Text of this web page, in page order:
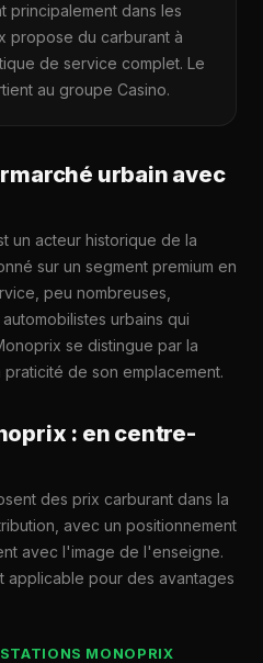
principalement dans les
propose du carburant à
de service complet. Le
au groupe Casino.
urbain avec
un acteur historique de la
sur un segment premium en
peu nombreuses,
urbains qui
se distingue par la
de son emplacement.
: en centre-
des prix carburant dans la
avec un positionnement
avec l'image de l'enseigne.
applicable pour des avantages
MONOPRIX